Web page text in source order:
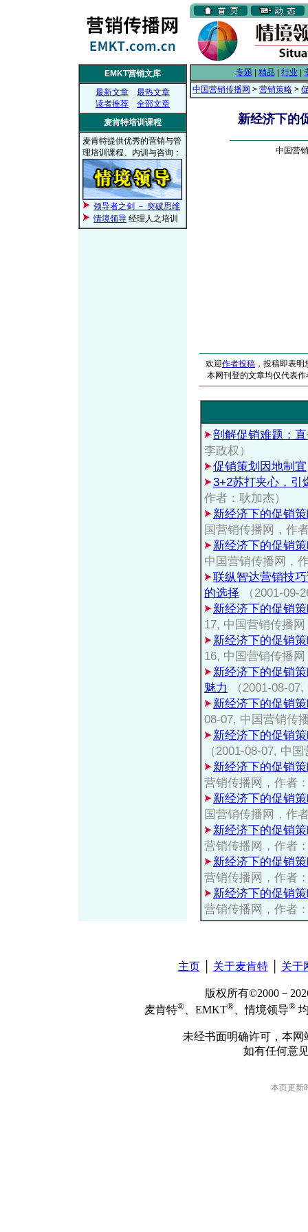
EMKT营销文库
最新文章
最热文章
读者推荐
全部文章
麦肯特培训课程
麦肯特提供优秀的营销与管
理培训课程、内训与咨询：
领导者之剑 － 突破思维
情境领导 经理人之培训
专题 精品 行业
中国营销传播网 > 营销策略 >
新经济下的
中国营
欢迎作者投稿 ，投稿即表
本网刊登的文章均仅代表
剖解促销难题：
李政权）
促销策划因地制宜
3+2苏打夹心，引
作者：耿加杰）
新经济下的促销
国营销传播网，作
新经济下的促销
中国营销传播网，
联纵智达营销技
的选择
（2001-
新经济下的促销
17, 中国营销传播
新经济下的促销
16, 中国营销传播
新经济下的促销
魅力
（2001-08-
新经济下的促销
08-07, 中国营销传
新经济下的促销
（2001-08-07, 中
新经济下的促销
营销传播网，作者
新经济下的促销
国营销传播网，作
新经济下的促销
营销传播网，作者
新经济下的促销
营销传播网，作者
新经济下的促销
营销传播网，作者
主页│ 关于麦肯特│ 关于
版权所有©2000－
麦肯特® 、EMKT® 、情境领导®
未经书面明确许可，本
如有任何意
本页更新